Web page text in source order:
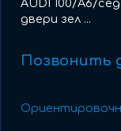
AUDI 100/A6/
двери зел ...
Позвонить